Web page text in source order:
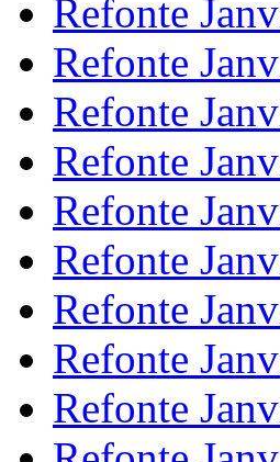
Refonte
Refonte
Refonte
Refonte
Refonte
Refonte
Refonte
Refonte
Refonte